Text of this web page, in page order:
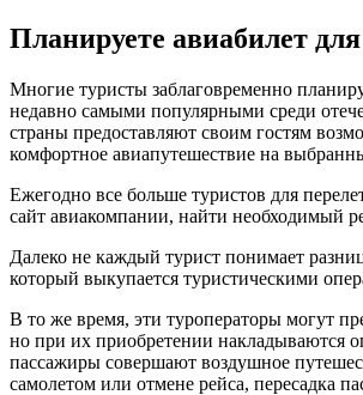
Планируете авиабилет
Многие туристы заблаговременно
недавно самыми популярными среди
страны предоставляют своим гостям
комфортное авиапутешествие на
Ежегодно все больше туристов для
сайт авиакомпании, найти необходимый
Далеко не каждый турист понимает
который выкупается туристическими
В то же время, эти туроператоры могут
но при их приобретении накладываются
пассажиры совершают воздушное
самолетом или отмене рейса, пересадка